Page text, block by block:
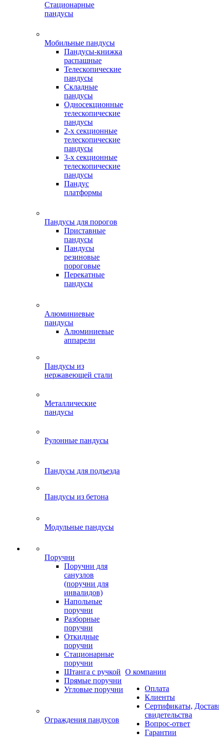
Стационарные
пандусы
Мобильные пандусы
Пандусы-книжка
распашные
Телескопические
пандусы
Складные
пандусы
Односекционные
телескопические
пандусы
2-х секционные
телескопические
пандусы
3-х секционные
телескопические
пандусы
Пандус
платформы
Пандусы для порогов
Приставные
пандусы
Пандусы
резиновые
пороговые
Перекатные
пандусы
Алюминиевые
пандусы
Алюминиевые
аппарели
Пандусы из
нержавеющей стали
Металлические
пандусы
Рулонные пандусы
Пандусы для подъезда
Пандусы из бетона
Модульные пандусы
Поручни
Поручни для
санузлов
(поручни для
инвалидов)
Напольные
поручни
Разборные
поручни
Откидные
поручни
Стационарные
поручни
Штанга с ручкой
Прямые поручни
Угловые поручни
Ограждения пандусов
О компании
Оплата
Клиенты
Сертификаты,
свидетельства
Вопрос-ответ
Гарантии